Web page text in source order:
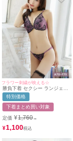
フラワー刺繍が映える☆
勝負下着 セクシー ランジェリ
ーフラワー刺繍レース脇高カッ
プブラジャー＆ショーツ2点セ
ット
特別価格
下着まとめ買い対象
定価 ¥1,760→
¥1,100